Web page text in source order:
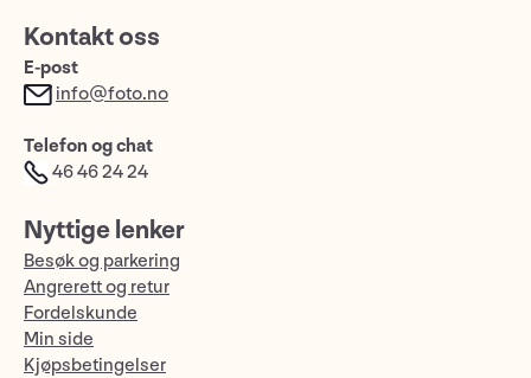
Kontakt oss
E-post
info@foto.no
Telefon og chat
46 46 24 24
Nyttige lenker
Besøk og parkering
Angrerett og retur
Fordelskunde
Min side
Kjøpsbetingelser